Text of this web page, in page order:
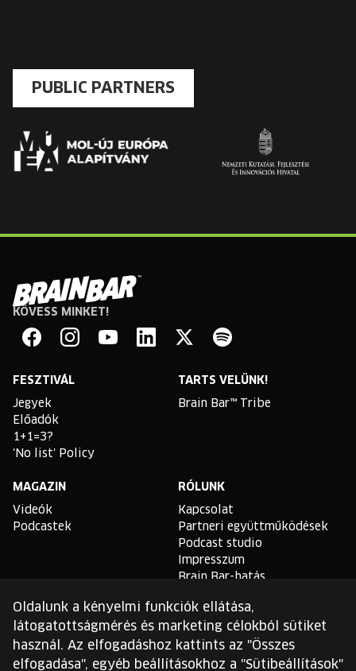
PUBLIC PARTNERS
Brain
Bar
KÖVESS MINKET!
FESZTIVÁL
Jegyek
Előadók
1+1=3?
'No list' Policy
TARTS VELÜNK!
Brain Bar™ Tribe
MAGAZIN
Videók
Podcastek
RÓLUNK
Kapcsolat
Partneri együttműködések
Podcast studio
Impresszum
Brain Bar-hatás
TLDR
Általános Szerződési
Feltételek
Sütikezelési Szabályzat
Oldalunk a kényelmi funkciók ellátása,
látogatottságmérés és marketing célokból sütiket
használ. Az elfogadáshoz kattints az "Összes
elfogadása", egyéb beállításokhoz a "Sütibeállítások"